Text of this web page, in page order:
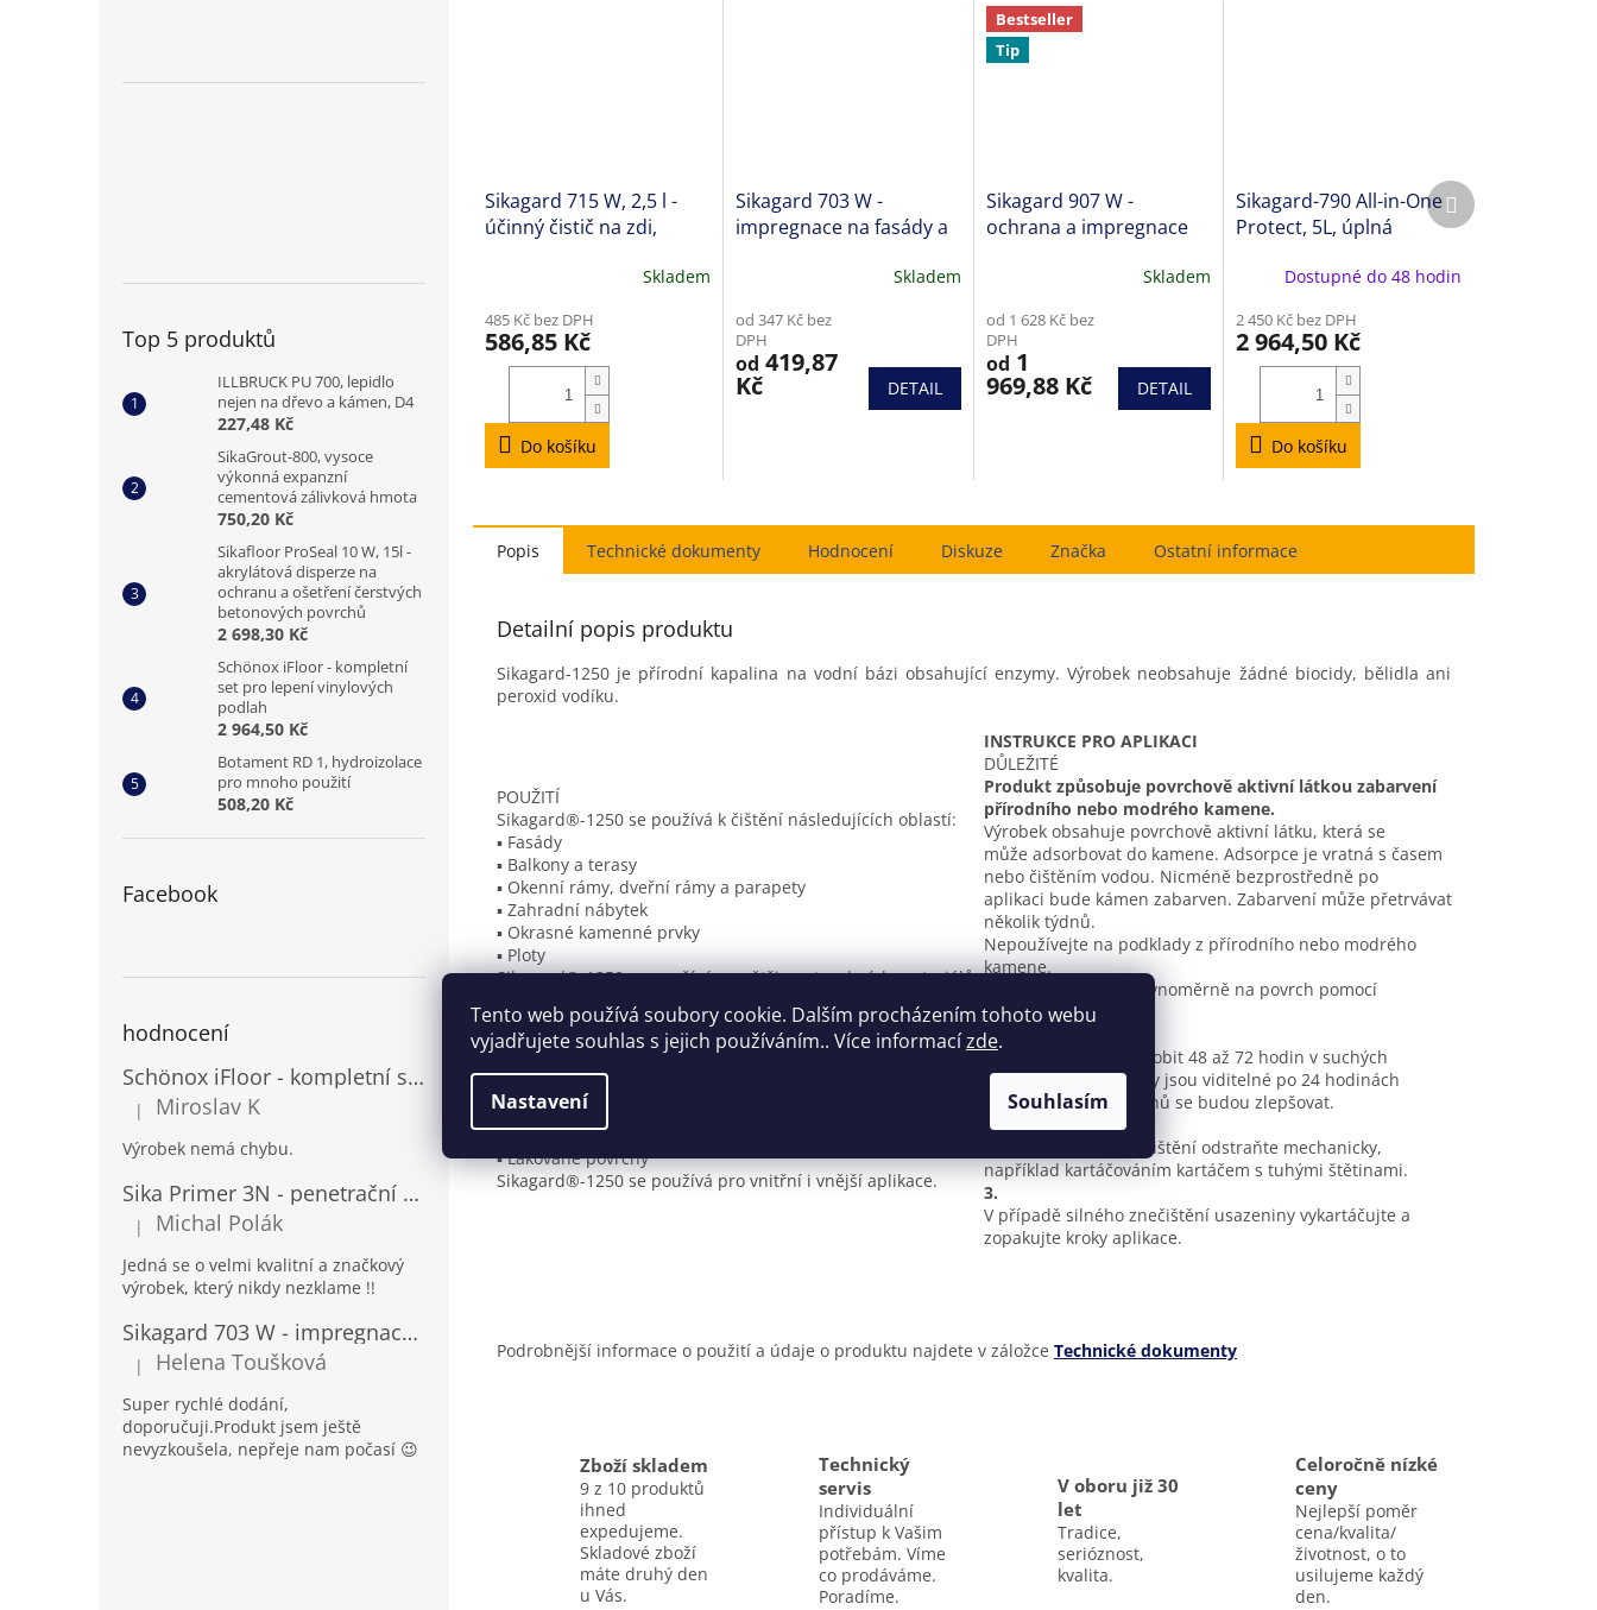
Tento web používá soubory cookie. Dalším procházením tohoto webu
vyjadřujete souhlas s jejich používáním.. Více informacízde.
Nastavení Souhlasím
Top 5 produktů
ILLBRUCK PU 700, lepidlo
nejen na dřevo a kámen, D4
227,48 Kč
SikaGrout-800, vysoce
výkonná expanzní
cementová zálivková hmota
750,20 Kč
Sikafloor ProSeal 10 W, 15l -
akrylátová disperze na
ochranu a ošetření čerstvých
betonových povrchů
2 698,30 Kč
Schönox iFloor - kompletní
set pro lepení vinylových
podlah
2 964,50 Kč
Botament RD 1, hydroizolace
pro mnoho použití
508,20 Kč
Facebook
hodnocení
Schönox iFloor - kompletní set pro lepení vinylových podlah
Hodnocení produktu je 5 z 5 hvězdiček.
| Miroslav K
Výrobek nemá chybu.
Sika Primer 3N - penetrační nátěr pro porézní povrchy a kovy
Hodnocení produktu je 5 z 5 hvězdiček.
| Michal Polák
Jedná se o velmi kvalitní a značkový
výrobek, který nikdy nezklame !!
Sikagard 703 W - impregnace na fasády a kámen
Hodnocení produktu je 5 z 5 hvězdiček.
| Helena Toušková
Super rychlé dodání,
doporučuji.Produkt jsem ještě
nevyzkoušela, nepřeje nam počasí 😉
Sikagard 715 W, 2,5 l -
účinný čistič na zdi,
produktu
je
hvězdiček.
Skladem
485 Kč bez DPH
586,85 Kč
Do košíku
Sikagard 703 W -
impregnace na fasády a
produktu
je
5,0
z
Skladem
od 347 Kč bez
DPH
od 419,87
Kč DETAIL
Bestseller
Tip
Sikagard 907 W -
ochrana a impregnace
produktu
je
4,3
z
Skladem
od 1 628 Kč bez
DPH
od 1
969,88 Kč DETAIL
Sikagard-790 All-in-One
Protect, 5L, úplná
Dostupné do 48 hodin
2 450 Kč bez DPH
2 964,50 Kč
Do košíku
Další
produkt
Popis Hodnocení Diskuze Značka Ostatní informace
Detailní popis produktu
Sikagard-1250 je přírodní kapalina na vodní bázi obsahující enzymy. Výrobek neobsahuje žádné biocidy, bělidla ani
peroxid vodíku.
POUŽITÍ
Sikagard®-1250 se používá k čištění následujících oblastí:
▪ Fasády
▪ Balkony a terasy
▪ Okenní rámy, dveřní rámy a parapety
▪ Zahradní nábytek
▪ Okrasné kamenné prvky
▪ Ploty
Sikagard®-1250 se používá na většinu stavebních materiálů
▪ Beton
▪ Cihlové zdivo
▪ Dřevo
▪ Kov
▪ Plast
▪ Guma
▪ Lakované povrchy
Sikagard®-1250 se používá pro vnitřní i vnější aplikace.
INSTRUKCE PRO APLIKACI
DŮLEŽITÉ
Produkt způsobuje povrchově aktivní látkou zabarvení
přírodního nebo modrého kamene.
Výrobek obsahuje povrchově aktivní látku, která se
může adsorbovat do kamene. Adsorpce je vratná s časem
nebo čištěním vodou. Nicméně bezprostředně po
aplikaci bude kámen zabarven. Zabarvení může přetrvávat
několik týdnů.
Nepoužívejte na podklady z přírodního nebo modrého
kamene.
Přípravek naneste rovnoměrně na povrch pomocí
rozprašovače.
1.
Přípravek nechte působit 48 až 72 hodin v suchých
podmínkách. Výsledky jsou viditelné po 24 hodinách
a během prvních 7 dnů se budou zlepšovat.
2.
Případné zbytky znečištění odstraňte mechanicky,
například kartáčováním kartáčem s tuhými štětinami.
3.
V případě silného znečištění usazeniny vykartáčujte a
zopakujte kroky aplikace.
Podrobnější informace o použití a údaje o produktu najdete v záložce Technické dokumenty
Celoročně nízké
ceny
Nejlepší poměr
cena/kvalita/
životnost, o to
usilujeme každý
den.
Technický
servis
Individuální
přístup k Vašim
potřebám. Víme
co prodáváme.
Poradíme.
V oboru již 30
let
Tradice,
serióznost,
kvalita.
Zboží skladem
9 z 10 produktů
ihned
expedujeme.
Skladové zboží
máte druhý den
u Vás.